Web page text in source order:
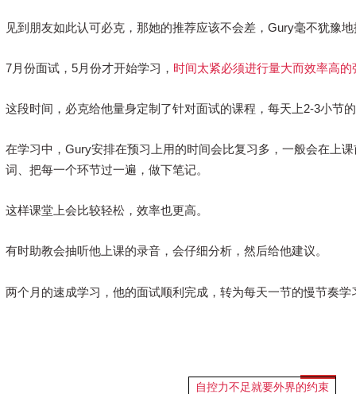
见到朋友如此认可必克，那她的推荐应该不会差， Gury毫不犹豫
7月份面试，5月份才开始学习， 时间太紧必须进行量大而效率高的
这段时间，必克给他量身定制了针对面试的课程，每天上2-3小节
在学习中， Gury安排在预习上用的时间会比复习多，一般会在上
词、把每一个环节过一遍，做下笔记。
这样课堂上会比较轻松，效率也更高。
有时助教会抽听他上课的录音，会仔细分析，然后给他建议。
两个月的速成学习，他的面试顺利完成，转为每天一节的慢节奏
自控力不足就要外界的约束